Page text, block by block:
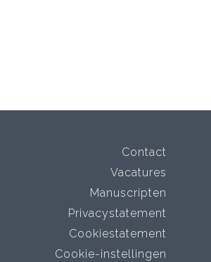
Contact
Vacatures
Manuscripten
Privacystatement
Cookiestatement
Cookie-instellingen